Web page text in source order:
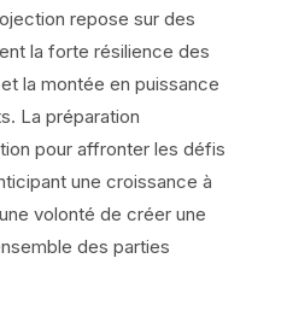
repose sur des
la forte résilience des
la montée en puissance
La préparation
pour affronter les défis
une croissance à
volonté de créer une
des parties